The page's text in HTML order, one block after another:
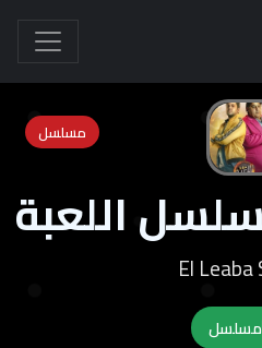
اللعبة
El Leaba
مسلسل
مسلسل